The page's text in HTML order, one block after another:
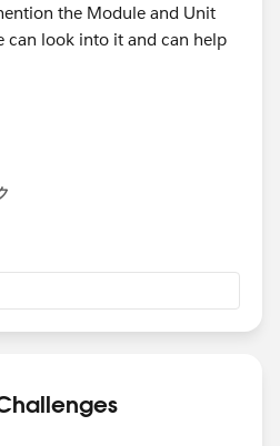
the Module and Unit
can look into it and can help